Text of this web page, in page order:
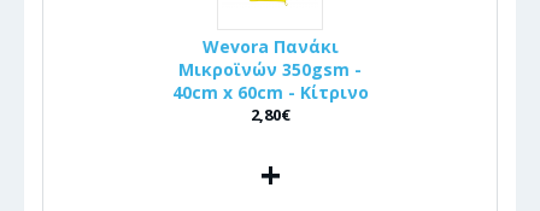
Wevora Πανάκι
Μικροϊνών 350gsm -
40cm x 60cm - Κίτρινο
2,80€
+